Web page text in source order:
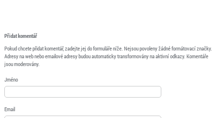
Přidat komentář
Pokud chcete přidat komentář, zadejte jej do formuláře níže. Nejsou povoleny žádné formátovací značky.
Adresy na web nebo emailové adresy budou automaticky transformovány na aktivní odkazy. Komentáře
jsou moderovány.
Jméno
Email